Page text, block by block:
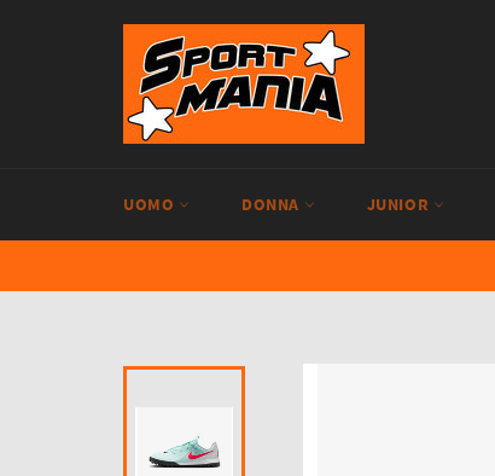
UOMO DONNA JUNIOR